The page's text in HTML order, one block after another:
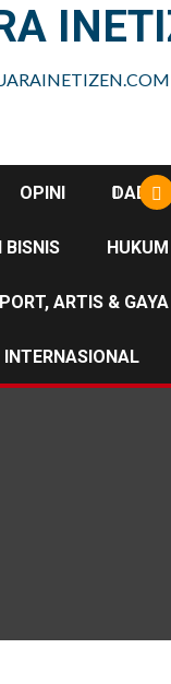
OPINI
BISNIS
ARTIS &
INTERNASIONAL